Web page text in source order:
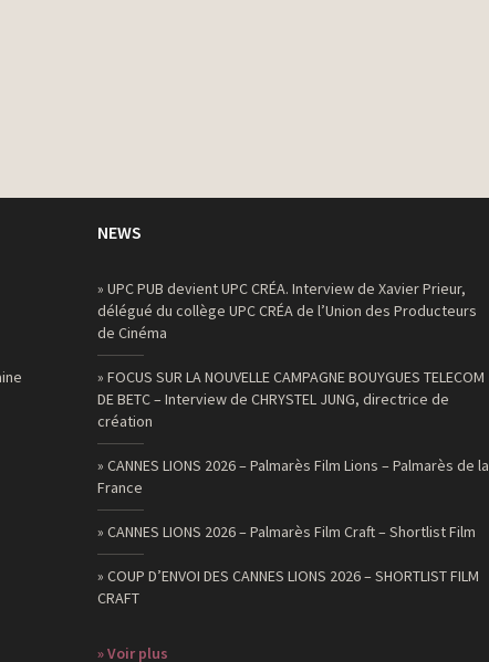
NEWS
» UPC PUB devient UPC CRÉA. Interview de Xavier Prieur,
délégué du collège UPC CRÉA de l’Union des Producteurs
de Cinéma
» FOCUS SUR LA NOUVELLE CAMPAGNE BOUYGUES TELECOM
DE BETC – Interview de CHRYSTEL JUNG, directrice de
création
» CANNES LIONS 2026 – Palmarès Film Lions – Palmarès de la
France
» CANNES LIONS 2026 – Palmarès Film Craft – Shortlist Film
» COUP D’ENVOI DES CANNES LIONS 2026 – SHORTLIST FILM
CRAFT
» Voir plus